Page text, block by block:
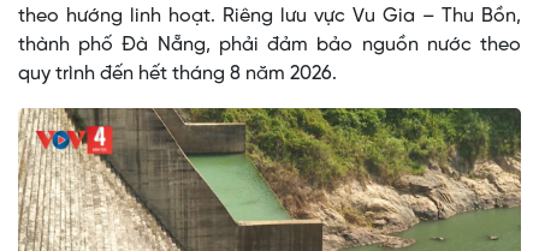
theo hướng linh hoạt. Riêng lưu vực Vu Gia – Thu Bồn,
thành phố Đà Nẵng, phải đảm bảo nguồn nước theo
quy trình đến hết tháng 8 năm 2026.